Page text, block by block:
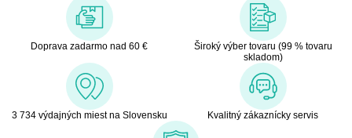
Doprava zadarmo nad 60 €
Široký výber tovaru (99 % tovaru
skladom)
3 734 výdajných miest na Slovensku Kvalitný zákaznícky servis